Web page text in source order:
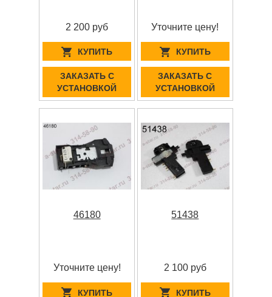
2 200 руб
КУПИТЬ
ЗАКАЗАТЬ С
УСТАНОВКОЙ
Уточните цену!
КУПИТЬ
ЗАКАЗАТЬ С
УСТАНОВКОЙ
46180
Уточните цену!
КУПИТЬ
51438
2 100 руб
КУПИТЬ